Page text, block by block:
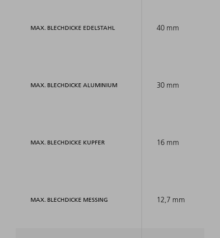
MAX. BLECHDICKE EDELSTAHL
MAX. BLECHDICKE ALUMINIUM
MAX. BLECHDICKE KUPFER
MAX. BLECHDICKE MESSING
40 mm
30 mm
16 mm
12,7 mm